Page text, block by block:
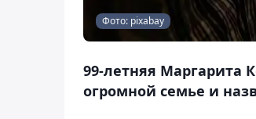
Фото: pixabay
99-летняя Маргарита
огромной семье и